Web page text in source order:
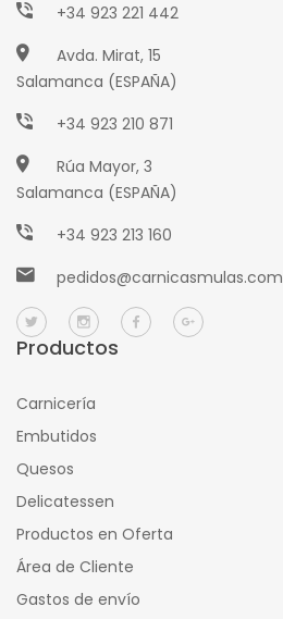
+34 923 221 442
Avda. Mirat, 15
Salamanca (ESPAÑA)
+34 923 210 871
Rúa Mayor, 3
Salamanca (ESPAÑA)
+34 923 213 160
pedidos@carnicasmulas.com
Productos
Carnicería
Embutidos
Quesos
Delicatessen
Productos en Oferta
Área de Cliente
Gastos de envío